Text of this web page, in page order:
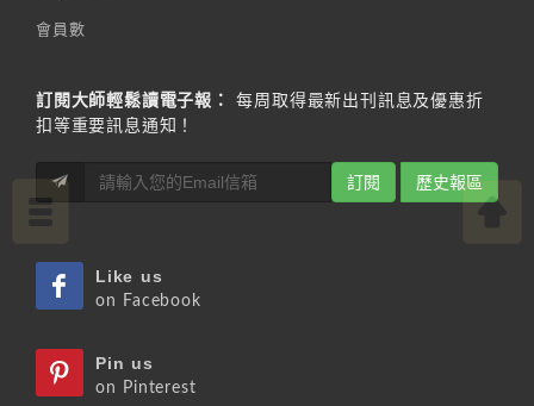
會員數
訂閱大師輕鬆讀電子報：
每周取得最新出刊訊息及優惠折
扣等重要訊息通知！
訂閱 歷史報區
Like us
on Facebook
Pin us
on Pinterest